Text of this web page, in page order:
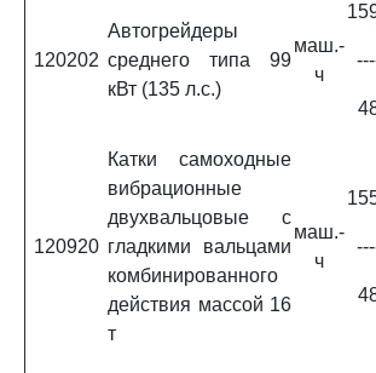
120202
Автогрейдеры
среднего типа 99
кВт (135 л.с.)
маш.-
ч
120920
Катки самоходные
вибрационные
двухвальцовые с
гладкими вальцами
комбинированного
действия массой 16
т
маш.-
ч